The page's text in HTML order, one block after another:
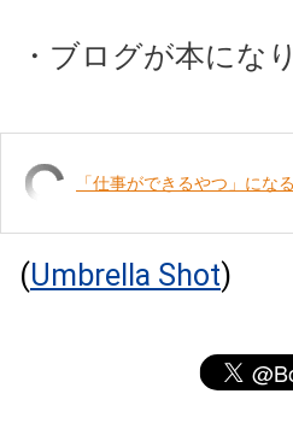
・ブログが本にな
「仕事ができるやつ」にな
(Umbrella Shot)